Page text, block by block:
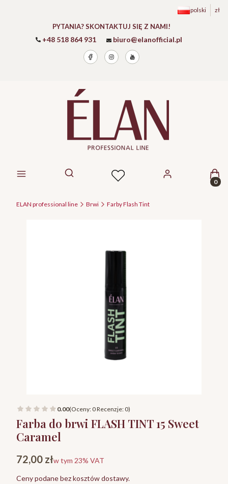
polski zł
PYTANIA? SKONTAKTUJ SIĘ Z NAMI!
+48 518 864 931 biuro@elanofficial.pl
Otwórz wyszukiwarkę
ELAN professional line Brwi Farby Flash Tint
0.00(Oceny: 0 Recenzje: 0)
Farba do brwi FLASH TINT 15 Sweet
Caramel
Cena
72,00 złw tym 23% VAT
w tym 23% VAT
Ceny podane bez kosztów dostawy.